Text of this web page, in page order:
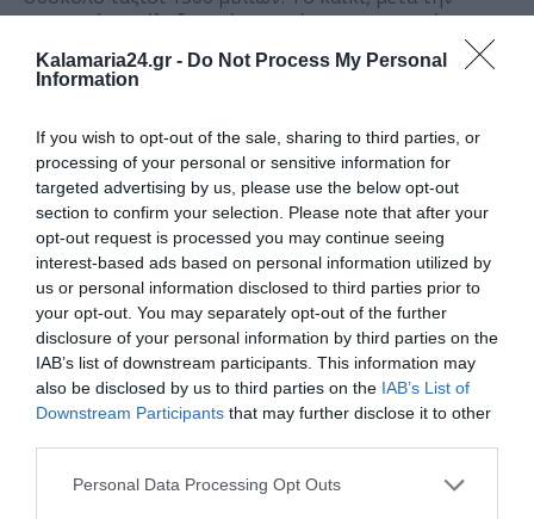
Kalamaria24.gr - Do Not Process My Personal
Information
If you wish to opt-out of the sale, sharing to third parties, or
processing of your personal or sensitive information for
targeted advertising by us, please use the below opt-out
section to confirm your selection. Please note that after your
opt-out request is processed you may continue seeing
interest-based ads based on personal information utilized by
us or personal information disclosed to third parties prior to
your opt-out. You may separately opt-out of the further
disclosure of your personal information by third parties on the
IAB’s list of downstream participants. This information may
also be disclosed by us to third parties on the IAB’s List of
Downstream Participants that may further disclose it to other
Personal Data Processing Opt Outs
εκπομπή, κατέληξε σε έναν από τους συγγενείς της
οικογένειας Περατικού και άραξε σε έναν μόλο του
πανέμορφου νησιού της Αντιπάρου.